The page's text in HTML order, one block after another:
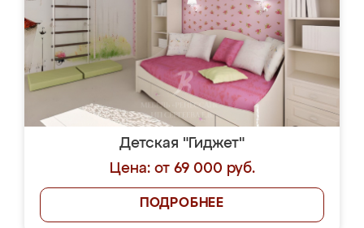
Детская "Гиджет"
Цена: от 69 000 руб.
ПОДРОБНЕЕ